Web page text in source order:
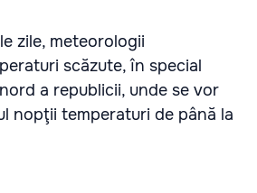
zile, meteorologii
scăzute, în special
a republicii, unde se vor
nopţii temperaturi de până la